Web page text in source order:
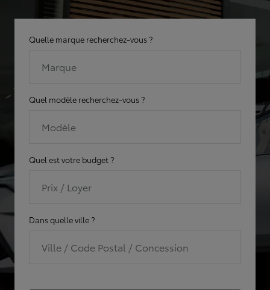
Quelle marque recherchez-vous ?
Marque
Quel modèle recherchez-vous ?
Modèle
Quel est votre budget ?
Prix / Loyer
Dans quelle ville ?
Ville / Code Postal / Concession